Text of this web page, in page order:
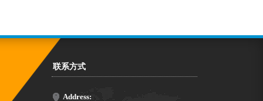
联系方式
Address: